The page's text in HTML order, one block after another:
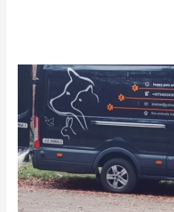
Transport
caini
Romania
Anglia